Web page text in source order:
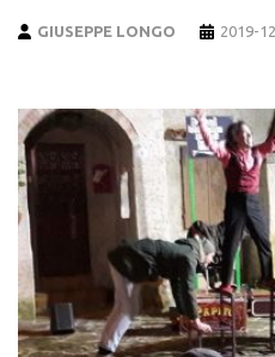
GIUSEPPE LONGO 2019-